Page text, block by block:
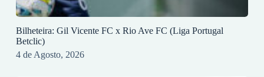
Bilheteira: Gil Vicente FC x Rio Ave FC (Liga Portugal
Betclic)
4 de Agosto, 2026